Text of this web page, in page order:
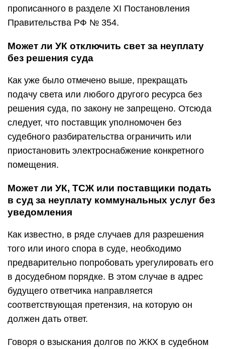
прописанного в разделе XI Постановления
Правительства РФ № 354.
Может ли УК отключить свет за неуплату
без решения суда
Как уже было отмечено выше, прекращать
подачу света или любого другого ресурса без
решения суда, по закону не запрещено. Отсюда
следует, что поставщик уполномочен без
судебного разбирательства ограничить или
приостановить электроснабжение конкретного
помещения.
Может ли УК, ТСЖ или поставщики подать
в суд за неуплату коммунальных услуг без
уведомления
Как известно, в ряде случаев для разрешения
того или иного спора в суде, необходимо
предварительно попробовать урегулировать его
в досудебном порядке. В этом случае в адрес
будущего ответчика направляется
соответствующая претензия, на которую он
должен дать ответ.
Говоря о взыскания долгов по ЖКХ в судебном